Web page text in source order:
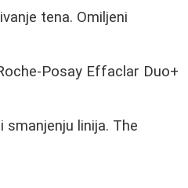
tena. Omiljeni
Posay Effaclar Duo+
linija. The